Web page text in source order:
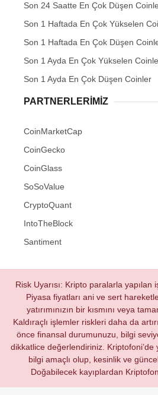
Son 24 Saatte En Çok Düşen
Son 1 Haftada En Çok Yükselen
Son 1 Haftada En Çok Düşen
Son 1 Ayda En Çok Yükselen
Son 1 Ayda En Çok Düşen Coinler
PARTNERLERIMIZ
CoinMarketCap
CoinGecko
CoinGlass
SoSoValue
CryptoQuant
IntoTheBlock
Santiment
Risk Uyarısı: Kripto paralarla yapılan
Piyasa fiyatları ani ve sert
yatırımınızın bir kısmını veya
Kaldıraçlı işlemler riskleri daha da
önce finansal durumunuzu, bilgi
dikkatlice değerlendiriniz.
bilgi amaçlı olup, kesinlik ve
Doğabilecek kayıplardan